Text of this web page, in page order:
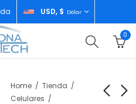
USD, $ Dólar
0
Home
Tienda
Celulares